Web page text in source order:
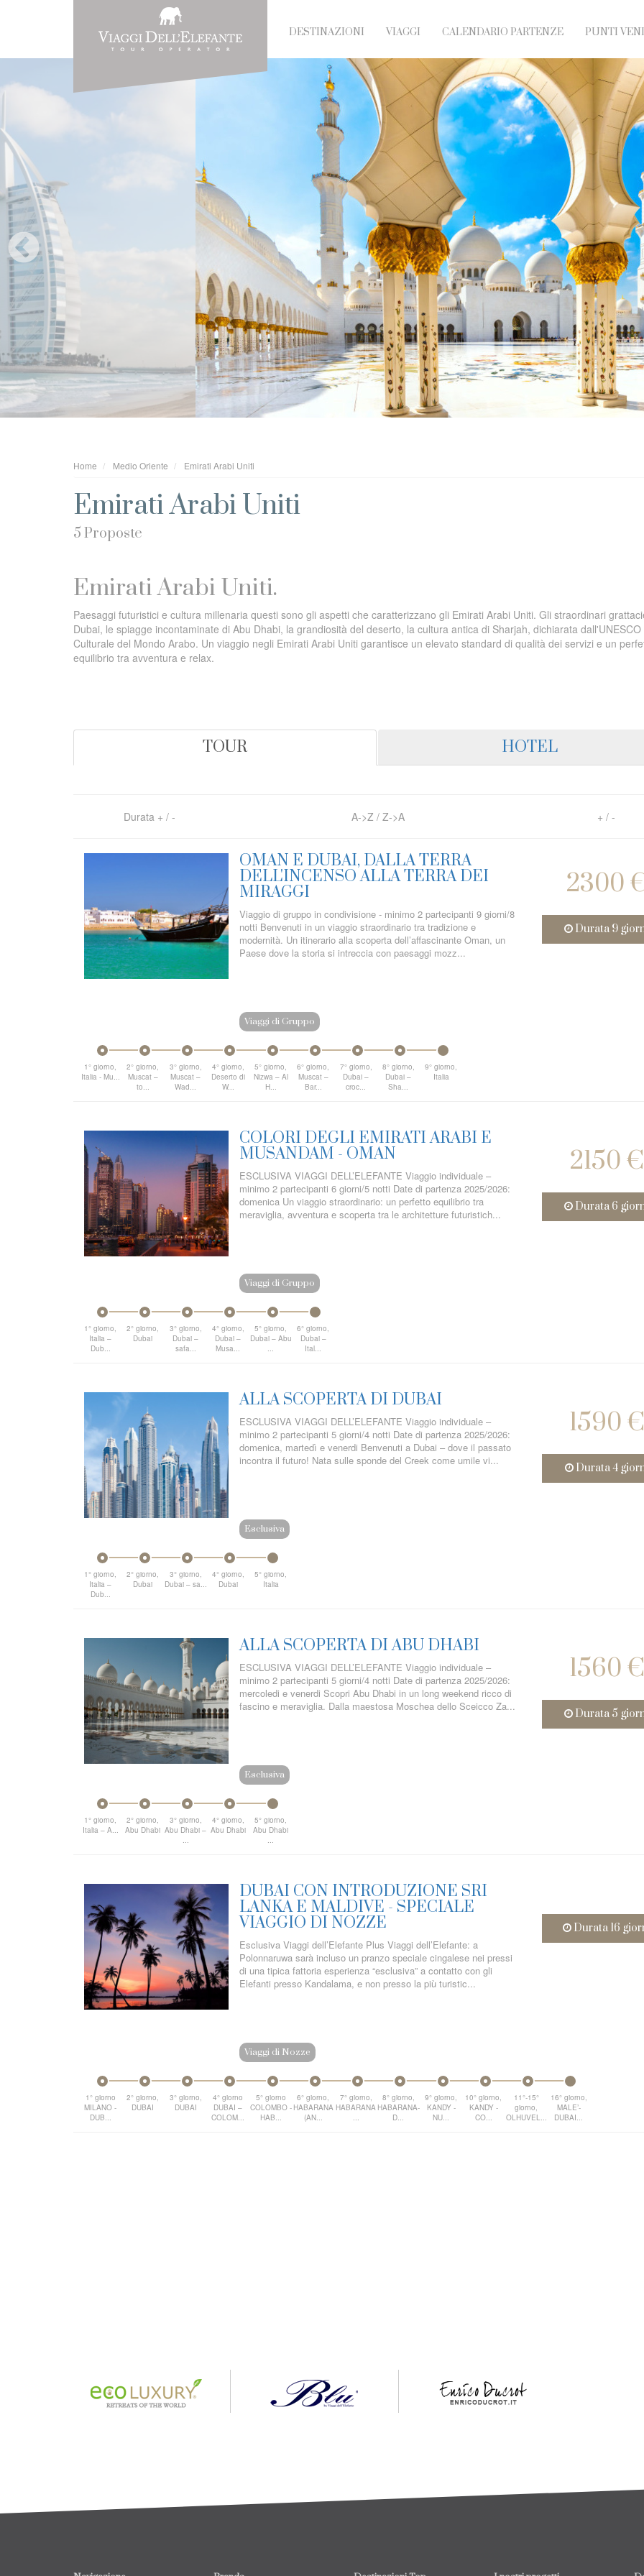
DESTINAZIONI VIAGGI CALENDARIO PARTENZE PUNTI
Home Medio Oriente Emirati Arabi Uniti
Emirati Arabi Uniti
5 Proposte
Emirati Arabi Uniti.
Paesaggi futuristici e cultura millenaria questi sono gli aspetti che caratterizzano gli Emirati Arabi Uniti. Gli straordinari
Dubai, le spiagge incontaminate di Abu Dhabi, la grandiosità del deserto, la cultura antica di Sharjah, dichiarata
Culturale del Mondo Arabo. Un viaggio negli Emirati Arabi Uniti garantisce un elevato standard di qualità dei servizi e un
equilibrio tra avventura e relax.
TOUR HOTEL
Durata + / - A->Z / Z->A +/-
OMAN E DUBAI, DALLA TERRA
DELL'INCENSO ALLA TERRA DEI
MIRAGGI
Viaggio di gruppo in condivisione - minimo 2 partecipanti 9 giorni/8
notti Benvenuti in un viaggio straordinario tra tradizione e
modernità. Un itinerario alla scoperta dell’affascinante Oman, un
Paese dove la storia si intreccia con paesaggi mozz...
Viaggi di Gruppo
2300
Durata 9
1° giorno,
Italia - Mu...
2° giorno,
Muscat –
to...
3° giorno,
Muscat –
Wad...
4° giorno,
Deserto di
W...
5° giorno,
Nizwa – Al
H...
6° giorno,
Muscat –
Bar...
7° giorno,
Dubai –
croc...
8° giorno,
Dubai –
Sha...
9° giorno,
Italia
COLORI DEGLI EMIRATI ARABI E
MUSANDAM - OMAN
ESCLUSIVA VIAGGI DELL’ELEFANTE Viaggio individuale –
minimo 2 partecipanti 6 giorni/5 notti Date di partenza 2025/2026:
domenica Un viaggio straordinario: un perfetto equilibrio tra
meraviglia, avventura e scoperta tra le architetture futuristich...
Viaggi di Gruppo
2150 €
Durata 6
1° giorno,
Italia –
Dub...
2° giorno,
Dubai
3° giorno,
Dubai –
safa...
4° giorno,
Dubai –
Musa...
5° giorno,
Dubai – Abu
...
6° giorno,
Dubai –
Ital...
ALLA SCOPERTA DI DUBAI
ESCLUSIVA VIAGGI DELL’ELEFANTE Viaggio individuale –
minimo 2 partecipanti 5 giorni/4 notti Date di partenza 2025/2026:
domenica, martedì e venerdi Benvenuti a Dubai – dove il passato
incontra il futuro! Nata sulle sponde del Creek come umile vi...
Esclusiva
1590 €
Durata 4
1° giorno,
Italia –
Dub...
2° giorno,
Dubai
3° giorno,
Dubai – sa...
4° giorno,
Dubai
5° giorno,
Italia
ALLA SCOPERTA DI ABU DHABI
ESCLUSIVA VIAGGI DELL’ELEFANTE Viaggio individuale –
minimo 2 partecipanti 5 giorni/4 notti Date di partenza 2025/2026:
mercoledi e venerdi Scopri Abu Dhabi in un long weekend ricco di
fascino e meraviglia. Dalla maestosa Moschea dello Sceicco Za...
Esclusiva
1560 €
Durata 5
1° giorno,
Italia – A...
2° giorno,
Abu Dhabi
3° giorno,
Abu Dhabi –
...
4° giorno,
Abu Dhabi
5° giorno,
Abu Dhabi
...
DUBAI CON INTRODUZIONE SRI
LANKA E MALDIVE - SPECIALE
VIAGGIO DI NOZZE
Esclusiva Viaggi dell’Elefante Plus Viaggi dell’Elefante: a
Polonnaruwa sarà incluso un pranzo speciale cingalese nei pressi
di una tipica fattoria esperienza “esclusiva” a contatto con gli
Elefanti presso Kandalama, e non presso la più turistic...
Viaggi di Nozze
Durata 16
1° giorno
MILANO -
DUB...
2° giorno,
DUBAI
3° giorno,
DUBAI
4° giorno
DUBAI –
COLOM...
5° giorno
COLOMBO -
HAB...
6° giorno,
HABARANA
(AN...
7° giorno,
HABARANA
...
8° giorno,
HABARANA-
D...
9° giorno,
KANDY -
NU...
10° giorno,
KANDY -
CO...
11°-15°
giorno,
OLHUVEL...
16° giorno,
MALE’-
DUBAI...